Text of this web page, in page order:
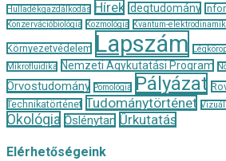
Hulladékgazdálkodás
Hírek Idegtudomány
Konzervációbiológia Kozmológia Kvantum-
Környezetvédelem Lapszám
Mikrofluidika
Nemzeti Agykutatási Program
Orvostudomány Pomológia Pályázat
Technikatörténet Tudománytörténet
Ökológia Őslénytan Űrkutatás
Elérhetőségeink